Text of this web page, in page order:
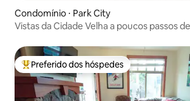
Condomínio ⋅ Park City
Vistas da Cidade Velha a poucos passos
Entre os melhores preferidos dos
Preferido dos hóspedes